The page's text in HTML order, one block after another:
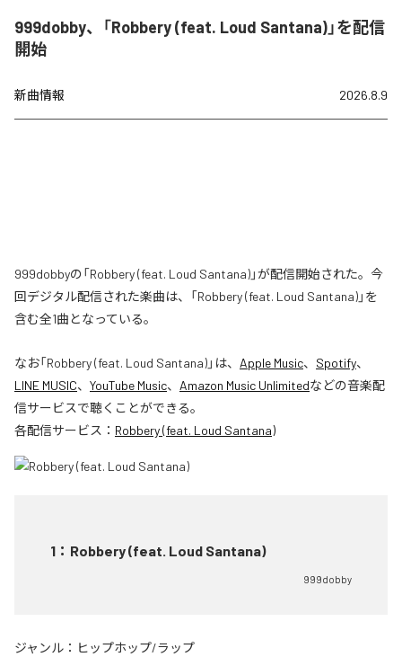
999dobby、「Robbery (feat. Loud Santana)」を配信
開始
新曲情報 2026.8.9
999dobbyの「Robbery (feat. Loud Santana)」が配信開始された。今
回デジタル配信された楽曲は、「Robbery (feat. Loud Santana)」を
含む全1曲となっている。
なお「Robbery (feat. Loud Santana)」は、 Apple Music、 Spotify、
LINE MUSIC、 YouTube Music、 Amazon Music Unlimitedなどの音楽配
信サービスで聴くことができる。
各配信サービス： Robbery (feat. Loud Santana)
1 ： Robbery (feat. Loud Santana)
999dobby
ジャンル： ヒップホップ/ラップ